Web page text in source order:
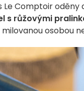
Le Comptoir oděny
s růžovými
osobou